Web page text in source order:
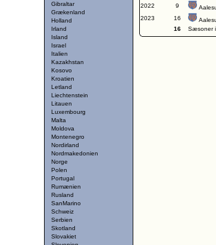
Gibraltar
Grækenland
Holland
Irland
Island
Israel
Italien
Kazakhstan
Kosovo
Kroatien
Letland
Liechtenstein
Litauen
Luxembourg
Malta
Moldova
Montenegro
Nordirland
Nordmakedonien
Norge
Polen
Portugal
Rumænien
Rusland
SanMarino
Schweiz
Serbien
Skotland
Slovakiet
2022
9
2023
16
16
Sæsoner